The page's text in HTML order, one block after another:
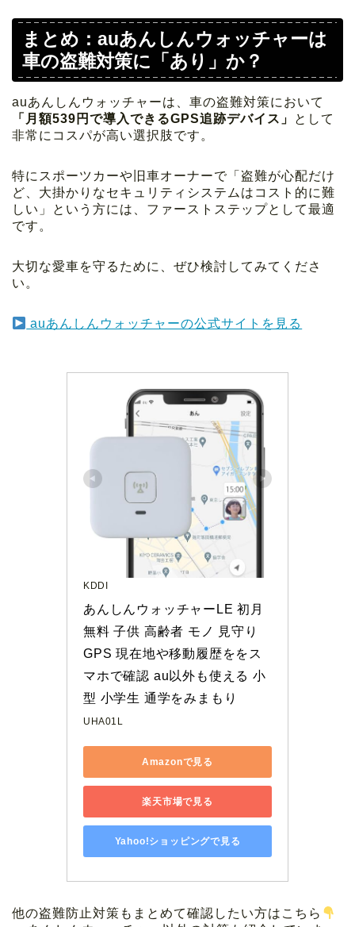
まとめ：auあんしんウォッチャーは
車の盗難対策に「あり」か？
auあんしんウォッチャーは、車の盗難対策において
「月額539円で導入できるGPS追跡デバイス」
として
非常にコスパが高い選択肢です。
特にスポーツカーや旧車オーナーで「盗難が心配だけ
ど、大掛かりなセキュリティシステムはコスト的に難
しい」という方には、ファーストステップとして最適
です。
大切な愛車を守るために、ぜひ検討してみてくださ
い。
auあんしんウォッチャーの公式サイトを見る
KDDI
あんしんウォッチャーLE 初月
無料 子供 高齢者 モノ 見守り
GPS 現在地や移動履歴ををス
マホで確認 au以外も使える 小
型 小学生 通学をみまもり
UHA01L
Amazonで見る
楽天市場で見る
Yahoo!ショッピングで見る
他の盗難防止対策もまとめて確認したい方はこちら